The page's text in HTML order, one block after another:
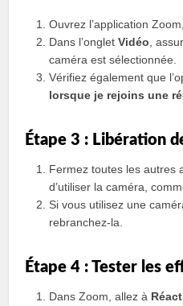
Ouvrez l’application
Dans l’ongletVidéo ,
caméra est sélectionnée.
Vérifiez également que
lorsque je rejoins une
Étape 3 : Libération
Fermez toutes les autres
d’utiliser la caméra,
Si vous utilisez une
rebranchez-la.
Étape 4 : Tester les
Dans Zoom, allez à